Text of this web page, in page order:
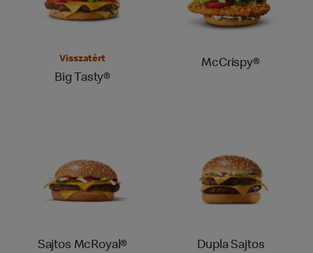
Visszatért
Big Tasty®
McCrispy®
Sajtos McRoyal®
Dupla Sajtos